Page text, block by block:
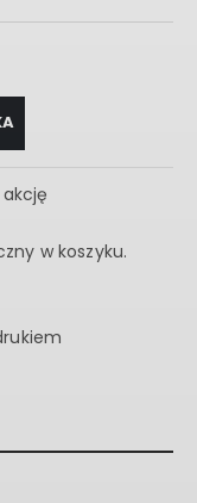
w koszyku.